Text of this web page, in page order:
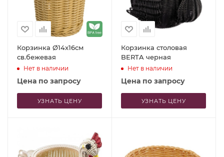
Корзинка Ø14x16см
св.бежевая
Нет в наличии
Цена по запросу
УЗНАТЬ ЦЕНУ
Корзинка столовая
BERTA черная
Нет в наличии
Цена по запросу
УЗНАТЬ ЦЕНУ